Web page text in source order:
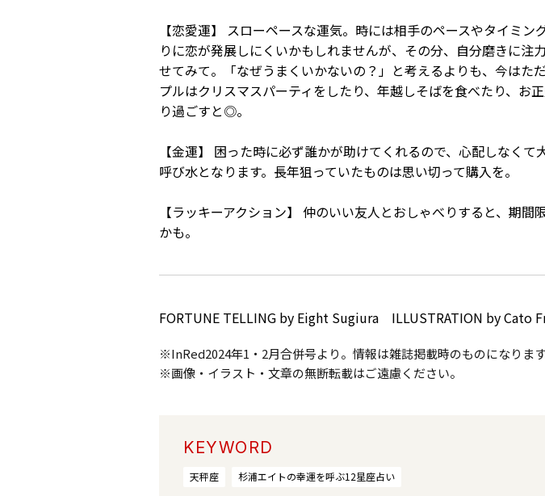
【恋愛運】 スローペースな運気。時には相手のペースやタイミ
りに恋が発展しにくいかもしれませんが、その分、自分磨きに注
せてみて。「なぜうまくいかないの？」と考えるよりも、今はた
プルはクリスマスパーティをしたり、年越しそばを食べたり、お
り過ごすと◎。
【金運】 困った時に必ず誰かが助けてくれるので、心配しなく
呼び水となります。長年狙っていたものは思い切って購入を。
【ラッキーアクション】 仲のいい友人とおしゃべりすると、期
かも。
FORTUNE TELLING by Eight Sugiura ILLUSTRATION by Cato
※InRed2024年1・2月合併号より。情報は雑誌掲載時のものになります
※画像・イラスト・文章の無断転載はご遠慮ください。
KEYWORD
天秤座 杉浦エイトの幸運を呼ぶ12星座占い